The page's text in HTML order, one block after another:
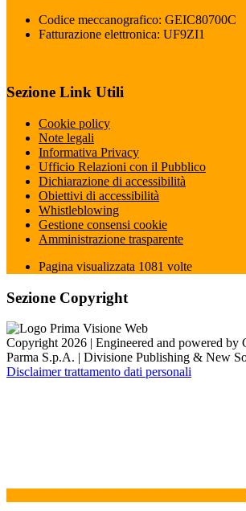
Codice meccanografico: GEIC80700C
Fatturazione elettronica: UF9ZI1
Sezione Link Utili
Cookie policy
Note legali
Informativa Privacy
Ufficio Relazioni con il Pubblico
Dichiarazione di accessibilità
Obiettivi di accessibilità
Whistleblowing
Gestione consensi cookie
Amministrazione trasparente
Pagina visualizzata 1081 volte
Sezione Copyright
Copyright 2026 | Engineered and powered by
Parma S.p.A. | Divisione Publishing & New
Disclaimer trattamento dati personali